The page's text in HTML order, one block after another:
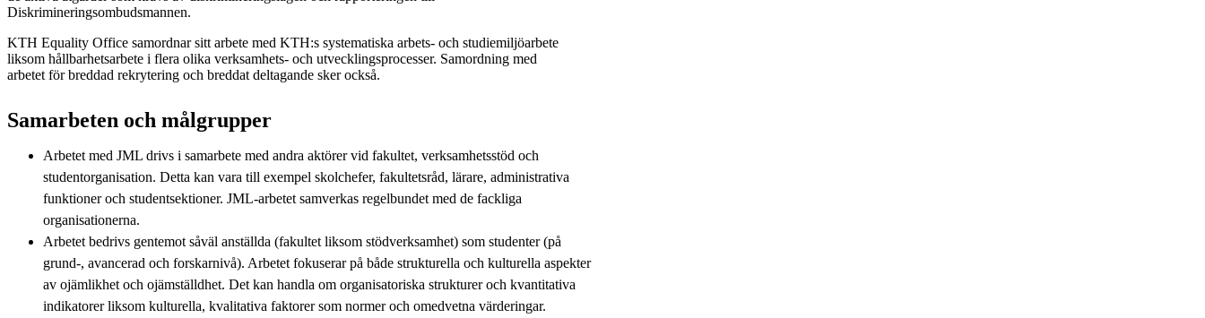
Diskrimineringsombudsmannen.
KTH Equality Office samordnar sitt arbete med KTH:s systematiska arbets- och studiemiljöarbete
liksom hållbarhetsarbete i flera olika verksamhets- och utvecklingsprocesser. Samordning med
arbetet för breddad rekrytering och breddat deltagande sker också.
Samarbeten och målgrupper
Arbetet med JML drivs i samarbete med andra aktörer vid fakultet, verksamhetsstöd och
studentorganisation. Detta kan vara till exempel skolchefer, fakultetsråd, lärare, administrativa
funktioner och studentsektioner. JML-arbetet samverkas regelbundet med de fackliga
organisationerna.
Arbetet bedrivs gentemot såväl anställda (fakultet liksom stödverksamhet) som studenter (på
grund-, avancerad och forskarnivå). Arbetet fokuserar på både strukturella och kulturella aspekter
av ojämlikhet och ojämställdhet. Det kan handla om organisatoriska strukturer och kvantitativa
indikatorer liksom kulturella, kvalitativa faktorer som normer och omedvetna värderingar.